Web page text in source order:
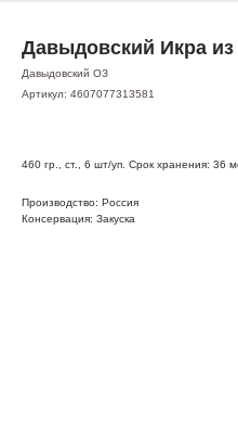
Давыдовский Икра из
Давыдовский ОЗ
Артикул: 4607077313581
460 гр., ст., 6 шт/уп. Срок хранения: 36
Производство: Россия
Консервация: Закуска